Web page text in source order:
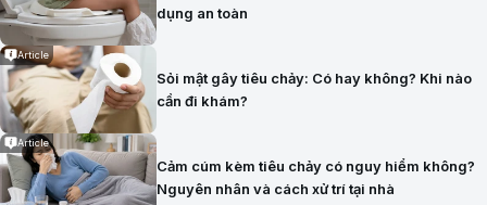
dụng an toàn
Article
Sỏi mật gây tiêu chảy: Có hay không? Khi nào
cần đi khám?
Article
Cảm cúm kèm tiêu chảy có nguy hiểm không?
Nguyên nhân và cách xử trí tại nhà